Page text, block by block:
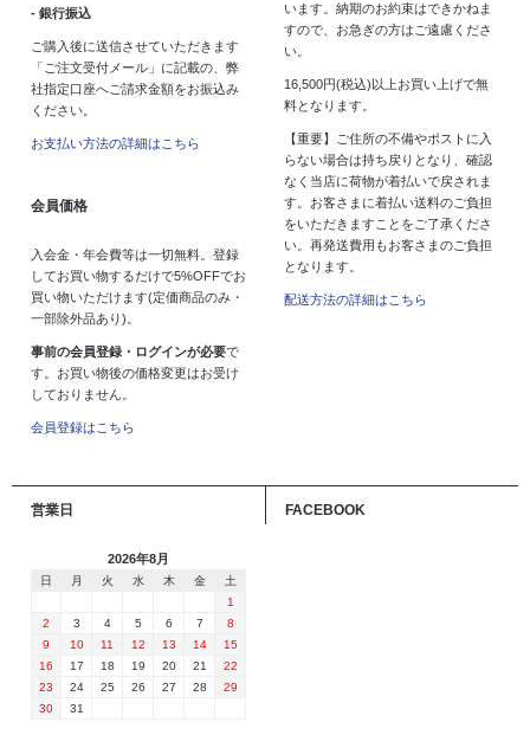
- 銀行振込
ご購入後に送信させていただきます
「ご注文受付メール」に記載の、弊
社指定口座へご請求金額をお振込み
ください。
お支払い方法の詳細はこちら
会員価格
入会金・年会費等は一切無料。登録
してお買い物するだけで5%OFFでお
買い物いただけます(定価商品のみ・
一部除外品あり)。
事前の会員登録・ログインが必要で
す。お買い物後の価格変更はお受け
しておりません。
会員登録はこちら
います。納期のお約束はできかねま
すので、お急ぎの方はご遠慮くださ
い。
16,500円(税込)以上お買い上げで無
料となります。
【重要】ご住所の不備やポストに入
らない場合は持ち戻りとなり、確認
なく当店に荷物が着払いで戻されま
す。お客さまに着払い送料のご負担
をいただきますことをご了承くださ
い。再発送費用もお客さまのご負担
となります。
配送方法の詳細はこちら
営業日
2026年8月
日 月 火 水 木 金
土
1
2
3 4 5 6 7
8
9
10 11 12 13 14
15
16
17 18 19 20 21
22
23
24 25 26 27 28
29
30
31
FACEBOOK